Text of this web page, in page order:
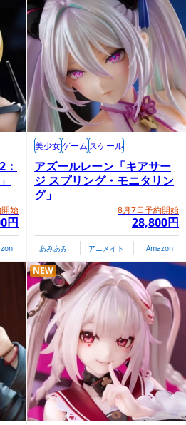
始
円
アズールレーン「キアサー
ジ スプリング・モニタリン
グ」
8月7日予約開始
28,800円
美少女ゲーム スケール
あみあみ アニメイト Amazon
NEW